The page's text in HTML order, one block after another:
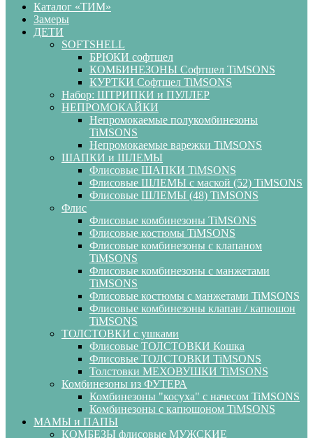
Каталог «ТИМ»
Замеры
ДЕТИ
SOFTSHELL
БРЮКИ софтшел
КОМБИНЕЗОНЫ Софтшел TiMSONS
КУРТКИ Софтшел TiMSONS
Набор: ШТРИПКИ и ПУЛЛЕР
НЕПРОМОКАЙКИ
Непромокаемые полукомбинезоны
TiMSONS
Непромокаемые варежки TiMSONS
ШАПКИ и ШЛЕМЫ
Флисовые ШАПКИ TiMSONS
Флисовые ШЛЕМЫ с маской (52) TiMSONS
Флисовые ШЛЕМЫ (48) TiMSONS
Флис
Флисовые комбинезоны TiMSONS
Флисовые костюмы TiMSONS
Флисовые комбинезоны с клапаном
TiMSONS
Флисовые комбинезоны с манжетами
TiMSONS
Флисовые костюмы с манжетами TiMSONS
Флисовые комбинезоны клапан / капюшон
TiMSONS
ТОЛСТОВКИ с ушками
Флисовые ТОЛСТОВКИ Кошка
Флисовые ТОЛСТОВКИ TiMSONS
Толстовки МЕХОВУШКИ TiMSONS
Комбинезоны из ФУТЕРА
Комбинезоны "косуха" с начесом TiMSONS
Комбинезоны с капюшоном TiMSONS
МАМЫ и ПАПЫ
КОМБЕЗЫ флисовые МУЖСКИЕ